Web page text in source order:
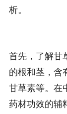
析。
首先，了解甘
的根和茎，含
甘草素等。在
药材功效的辅